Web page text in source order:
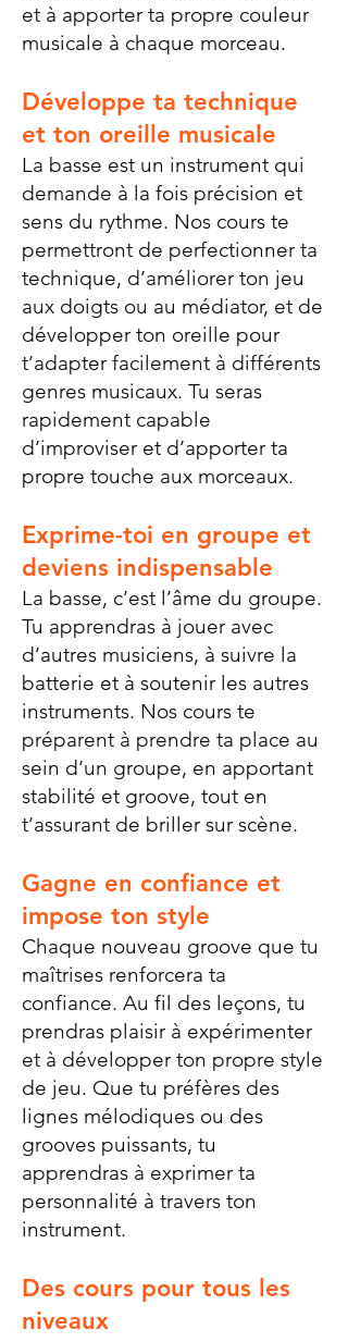
et à apporter ta propre couleur
musicale à chaque morceau.
Développe ta technique
et ton oreille musicale
La basse est un instrument qui
demande à la fois précision et
sens du rythme. Nos cours te
permettront de perfectionner ta
technique, d’améliorer ton jeu
aux doigts ou au médiator, et de
développer ton oreille pour
t’adapter facilement à différents
genres musicaux. Tu seras
rapidement capable
d’improviser et d’apporter ta
propre touche aux morceaux.
Exprime-toi en groupe et
deviens indispensable
La basse, c’est l’âme du groupe.
Tu apprendras à jouer avec
d’autres musiciens, à suivre la
batterie et à soutenir les autres
instruments. Nos cours te
préparent à prendre ta place au
sein d’un groupe, en apportant
stabilité et groove, tout en
t’assurant de briller sur scène.
Gagne en confiance et
impose ton style
Chaque nouveau groove que tu
maîtrises renforcera ta
confiance. Au fil des leçons, tu
prendras plaisir à expérimenter
et à développer ton propre style
de jeu. Que tu préfères des
lignes mélodiques ou des
grooves puissants, tu
apprendras à exprimer ta
personnalité à travers ton
instrument.
Des cours pour tous les
niveaux